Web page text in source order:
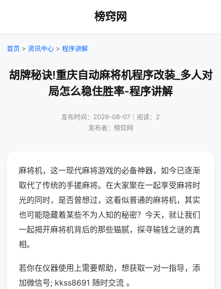
榜窍网
首页 > 资讯中心 > 程序讲解
胡牌秘诀!重庆自动麻将机程序改装_多人对
局怎么稳住胜率-程序讲解
发布时间：2026-08-07｜阅读：2
发布者：榜窍网
麻将机，这一现代麻将游戏的必备神器，如今已逐渐
取代了传统的手搓麻将。在大家聚在一起享受麻将时
光的同时，是否曾想过，这看似普通的麻将机，其实
也可能隐藏着某些不为人知的秘密？今天，就让我们
一起揭开麻将机背后的那些猫腻，探寻输钱之谜的真
相。
若你在仪器使用上需要帮助，想获取一对一指导，添
加微信号; kkss8691 随时交流 。